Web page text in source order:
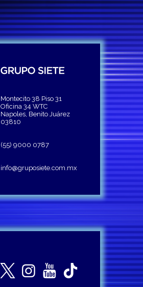
Montecito 38 Piso 31
Oficina 34 WTC
Napoles, Benito Juárez
03810
(55) 9000 0787
info@gruposiete.com.mx